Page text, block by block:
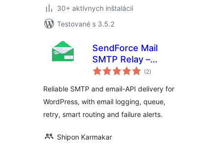
30+ aktívnych inštalácií
Testované s 3.5.2
SendForce Mail
SMTP Relay –
SMTP and Email
(2celkové
hodnotenie
)
Reliable SMTP and email-API delivery for
WordPress, with email logging, queue,
retry, smart routing and failure alerts.
Shipon Karmakar